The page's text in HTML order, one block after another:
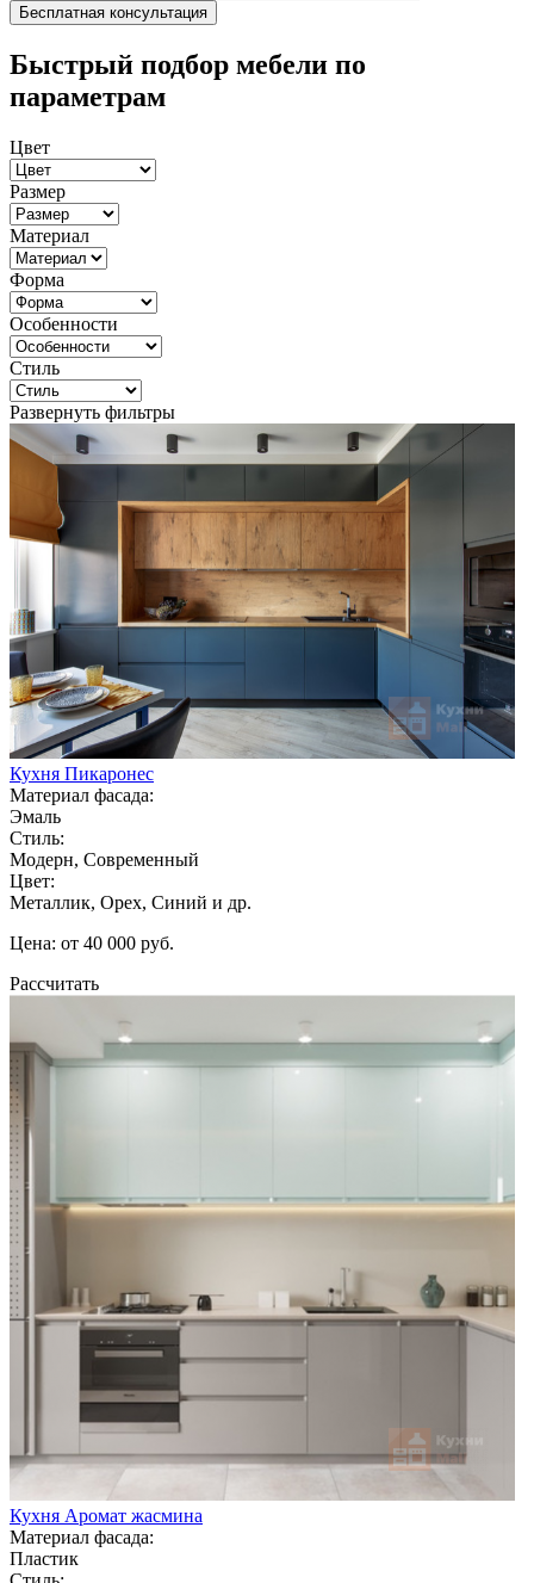
Быстрый подбор мебели по
параметрам
Цвет
Размер
Материал
Форма
Особенности
Стиль
Развернуть фильтры
Кухня Пикаронес
Материал фасада:
Эмаль
Стиль:
Модерн, Современный
Цвет:
Металлик, Орех, Синий и др.
Цена: от 40 000 руб.
Рассчитать
Кухня Аромат жасмина
Материал фасада:
Пластик